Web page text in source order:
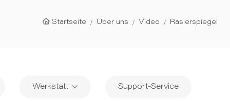
Startseite Über uns Video Rasierspiegel
Werkstatt Support-Service